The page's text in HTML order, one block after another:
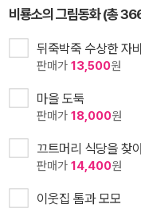
비룡소의 그림동화 (총
뒤죽박죽 수상한 자
판매가 13,500원
마을 도둑
판매가 18,000원
끄트머리 식당을 찾
판매가 14,400원
이웃집 톰과 모모